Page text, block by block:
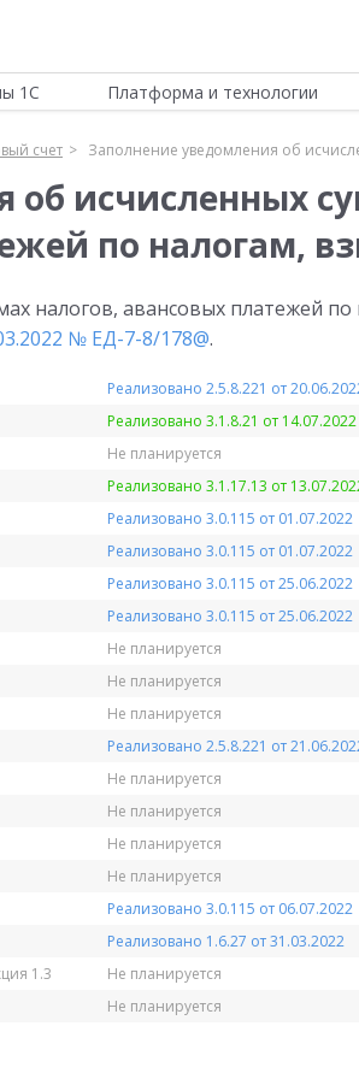
1С Платформа и технологии
счет Заполнение уведомления об
об исчисленных
по налогам,
налогов, авансовых платежей по
№ ЕД-7-8/178@.
Реализовано 2.5.8.221 от
Реализовано 3.1.8.21 от 14.07.2022
Не планируется
Реализовано 3.1.17.13 от
Реализовано 3.0.115 от 01.07.2022
Реализовано 3.0.115 от 01.07.2022
Реализовано 3.0.115 от 25.06.2022
Реализовано 3.0.115 от 25.06.2022
Не планируется
Не планируется
Не планируется
Реализовано 2.5.8.221 от
Не планируется
Не планируется
Не планируется
Не планируется
Реализовано 3.0.115 от 06.07.2022
Реализовано 1.6.27 от 31.03.2022
1.3
Не планируется
Не планируется